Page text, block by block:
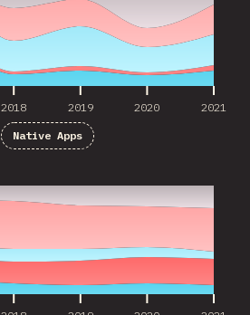
2018 2019 2020 2021
Native Apps